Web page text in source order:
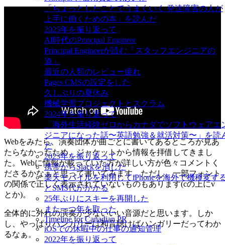
「ちょっとしたことでうまくいく 発達障害の人が
上手に働くための本」を読んだ
2025年を振り返って
AI時代のPrincipal Engineer
Principal Engineerが読む「スタッフエンジニアの
道」
最近の人類のレビュー疲れ
Pages CMSの設定をした
久しぶりの夏休み
機械学習プロジェクトとスクラム
2024年を振り返って
「海外生活経験ゼロからカナダでソフトウェアエ
ジニアになった話〜英語勉強＆就活対策〜」を読
だ
2023年を振り返って
携帯からSlackを消した
楽天モバイルを利用してiPhoneを海外で機種変す
とSMS代がかかる
25年ぶりにスキーを再開した
また一つ年を取った
Timeline for Canadian PR
iOSでの休暇中の仕事の通知管理
2022年を振り返って
Webをみたら、演奏団体が曲ごとに書いてあるところが見あ
たらなかったため、ジャケットから情報を拝借してきまし
た。Webに情報が載っていた方が詳しい方が色々コメントく
ださるかなぁと思って書いてみます。ただし、一部フォント
の関係で正しく表示されていないものもあります(cの上にv
とか)。
全体的に外れの演奏が少ないいい音源だと思います。しか
し、やっぱりハンガリーは和音聴けばハンガリーだってわか
るなぁ。